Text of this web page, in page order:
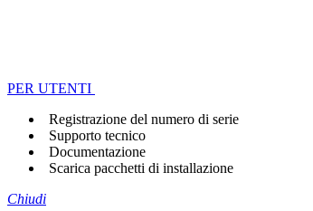
PER UTENTI
Registrazione del numero di serie
Supporto tecnico
Documentazione
Scarica pacchetti di installazione
Chiudi